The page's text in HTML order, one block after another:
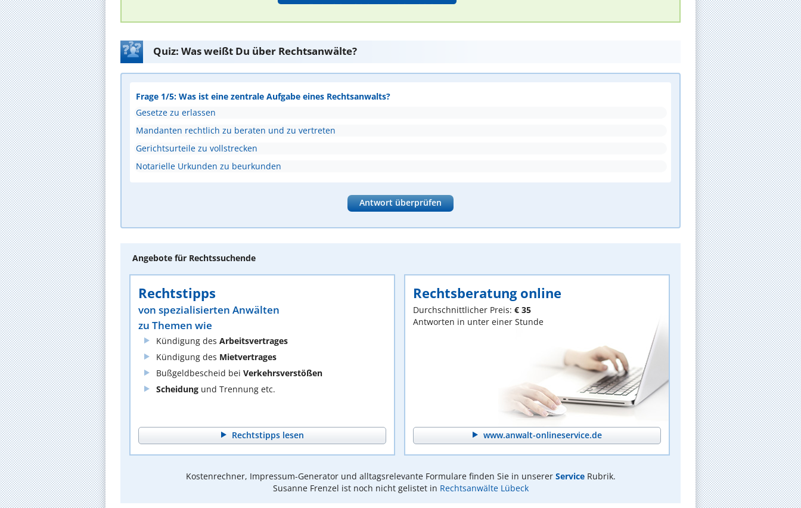
Quiz: Was weißt Du über Rechtsanwälte?
Frage 1/5: Was ist eine zentrale Aufgabe eines Rechtsanwalts?
Gesetze zu erlassen
Mandanten rechtlich zu beraten und zu vertreten
Gerichtsurteile zu vollstrecken
Notarielle Urkunden zu beurkunden
Antwort überprüfen
Angebote für Rechtssuchende
Rechtstipps
von spezialisierten Anwälten
zu Themen wie
Kündigung des Arbeitsvertrages
Kündigung des Mietvertrages
Bußgeldbescheid bei Verkehrsverstößen
Scheidung und Trennung etc.
Rechtstipps lesen
Rechtsberatung online
Durchschnittlicher Preis: € 35
Antworten in unter einer Stunde
www.anwalt-onlineservice.de
Kostenrechner, Impressum-Generator und alltagsrelevante Formulare finden Sie in unserer ServiceRubrik.
Susanne Frenzel ist noch nicht gelistet in Rechtsanwälte Lübeck